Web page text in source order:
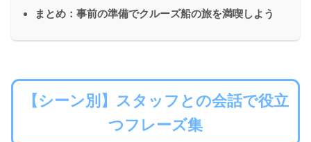
まとめ：事前の準備でクルーズ船の旅を満喫しよう
【シーン別】スタッフとの会話で役立
つフレーズ集